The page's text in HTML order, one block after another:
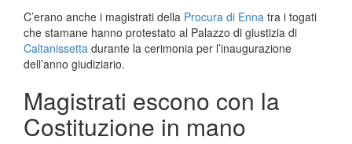
C’erano anche i magistrati della Procura di Enna tra i togati
che stamane hanno protestato al Palazzo di giustizia di
Caltanissetta durante la cerimonia per l’inaugurazione
dell’anno giudiziario.
Magistrati escono con la
Costituzione in mano